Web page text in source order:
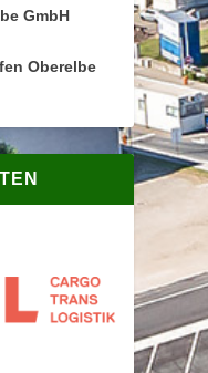
GmbH
Oberelbe